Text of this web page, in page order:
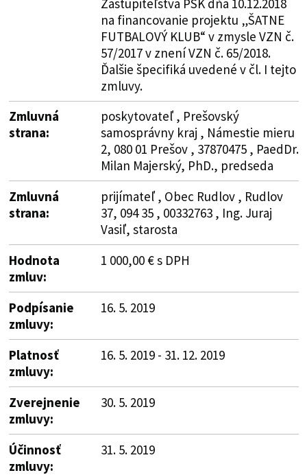
na financovanie projektu „ŠATNE
FUTBALOVÝ KLUB“ v zmysle VZN č.
57/2017 v znení VZN č. 65/2018.
Ďalšie špecifiká uvedené v čl. I tejto
zmluvy.
Zmluvná
strana:
poskytovateľ , Prešovský
samosprávny kraj , Námestie mieru
2, 080 01 Prešov , 37870475 , PaedDr.
Milan Majerský, PhD., predseda
Zmluvná
strana:
prijímateľ , Obec Rudlov , Rudlov
37, 094 35 , 00332763 , Ing. Juraj
Vasiľ, starosta
Hodnota
zmluv:
1 000,00 € s DPH
Podpísanie
zmluvy:
16. 5. 2019
Platnosť
zmluvy:
16. 5. 2019 - 31. 12. 2019
Zverejnenie
zmluvy:
30. 5. 2019
Účinnosť
zmluvy:
31. 5. 2019